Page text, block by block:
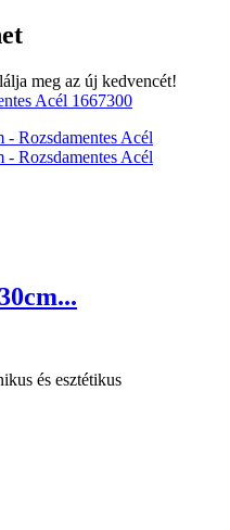
meg az új kedvencét!
és esztétikus